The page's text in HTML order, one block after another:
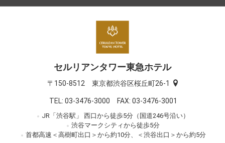
セルリアンタワー東急ホテル
〒150-8512 東京都渋谷区桜丘町26-1
TEL: 03-3476-3000 FAX: 03-3476-3001
JR「渋谷駅」 西口から徒歩5分（国道246号沿い）
渋谷マークシティから徒歩5分
首都高速＜高樹町出口＞から約10分、＜渋谷出口＞から約5分